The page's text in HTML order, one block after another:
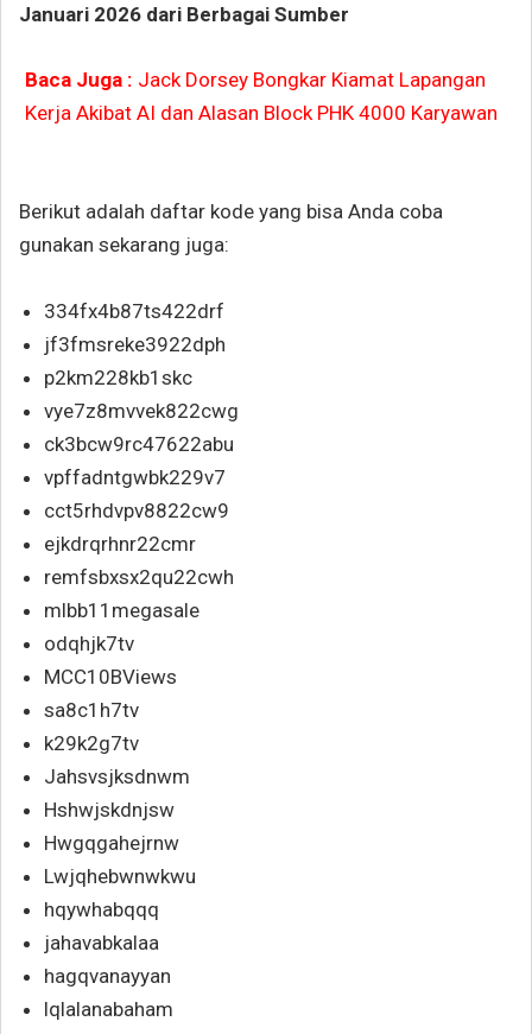
Januari 2026 dari Berbagai Sumber
Baca Juga : Jack Dorsey Bongkar Kiamat Lapangan
Kerja Akibat AI dan Alasan Block PHK 4000 Karyawan
Berikut adalah daftar kode yang bisa Anda coba
gunakan sekarang juga:
334fx4b87ts422drf
jf3fmsreke3922dph
p2km228kb1skc
vye7z8mvvek822cwg
ck3bcw9rc47622abu
vpffadntgwbk229v7
cct5rhdvpv8822cw9
ejkdrqrhnr22cmr
remfsbxsx2qu22cwh
mlbb11megasale
odqhjk7tv
MCC10BViews
sa8c1h7tv
k29k2g7tv
Jahsvsjksdnwm
Hshwjskdnjsw
Hwgqgahejrnw
Lwjqhebwnwkwu
hqywhabqqq
jahavabkalaa
hagqvanayyan
lqlalanabaham